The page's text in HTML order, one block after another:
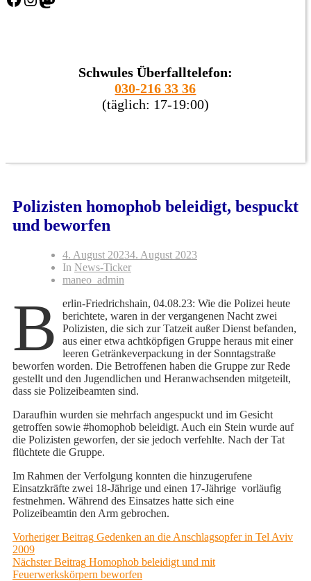
Schwules Überfalltelefon:
030-216 33 36
(täglich: 17-19:00)
Polizisten homophob beleidigt, bespuckt
und beworfen
4. August 20234. August 2023
In News-Ticker
maneo_admin
B
erlin-Friedrichshain, 04.08.23: Wie die Polizei heute
berichtete, waren in der vergangenen Nacht zwei
Polizisten, die sich zur Tatzeit außer Dienst befanden,
aus einer etwa achtköpfigen Gruppe heraus mit einer
leeren Getränkeverpackung in der Sonntagstraße
beworfen worden. Die Betroffenen haben die Gruppe zur Rede
gestellt und den Jugendlichen und Heranwachsenden mitgeteilt,
dass sie Polizeibeamten sind.
Daraufhin wurden sie mehrfach angespuckt und im Gesicht
getroffen sowie #homophob beleidigt. Auch ein Stein wurde auf
die Polizisten geworfen, der sie jedoch verfehlte. Nach der Tat
flüchtete die Gruppe.
Im Rahmen der Verfolgung konnten die hinzugerufene
Einsatzkräfte zwei 18-Jährige und einen 17-Jährige vorläufig
festnehmen. Während des Einsatzes hatte sich eine
Polizeibeamtin den Arm gebrochen.
Beitragsnavigation
Vorheriger Beitrag Previous
Gedenken an die Anschlagsopfer in Tel Aviv
2009
Nächster Beitrag Next
post:
Homophob beleidigt und mit
Feuerwerkskörpern beworfen